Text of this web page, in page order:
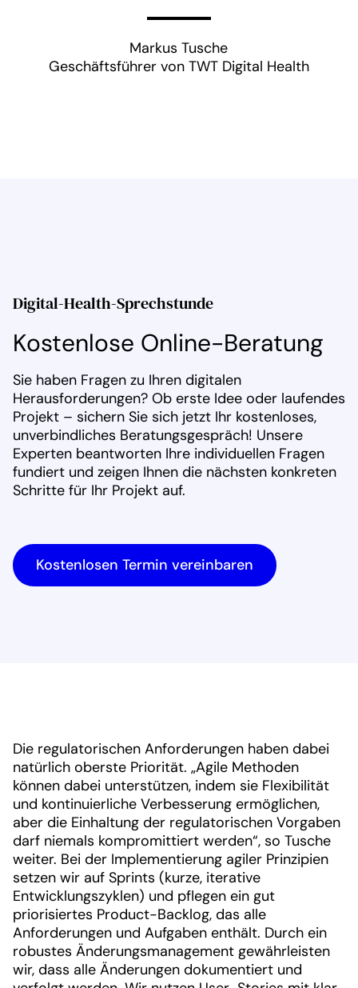
Markus Tusche
Geschäftsführer von TWT Digital Health
Digital-Health-Sprechstunde
Kostenlose Online-Beratung
Sie haben Fragen zu Ihren digitalen
Herausforderungen? Ob erste Idee oder laufendes
Projekt – sichern Sie sich jetzt Ihr kostenloses,
unverbindliches Beratungsgespräch! Unsere
Experten beantworten Ihre individuellen Fragen
fundiert und zeigen Ihnen die nächsten konkreten
Schritte für Ihr Projekt auf.
Kostenlosen Termin vereinbaren
Die regulatorischen Anforderungen haben dabei
natürlich oberste Priorität. „Agile Methoden
können dabei unterstützen, indem sie Flexibilität
und kontinuierliche Verbesserung ermöglichen,
aber die Einhaltung der regulatorischen Vorgaben
darf niemals kompromittiert werden“, so Tusche
weiter. Bei der Implementierung agiler Prinzipien
setzen wir auf Sprints (kurze, iterative
Entwicklungszyklen) und pflegen ein gut
priorisiertes Product-Backlog, das alle
Anforderungen und Aufgaben enthält. Durch ein
robustes Änderungsmanagement gewährleisten
wir, dass alle Änderungen dokumentiert und